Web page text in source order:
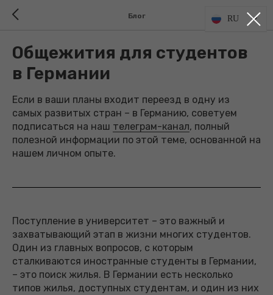
Блог
Общежития для студентов
в Германии
Если в ваши планы входит переезд в одну из
самых развитых стран – в Германию, советуем
подписаться на наш телеграм-канал, полный
полезной информации по этой теме, основанной на
нашем личном опыте.
Поступление в университет – это важный и
захватывающий этап в жизни многих студентов.
Один из главных вопросов, с которым
сталкиваются иностранные студенты в Германии,
– это поиск жилья. В Германии есть несколько
типов жилья, доступных студентам, и один из них
RU